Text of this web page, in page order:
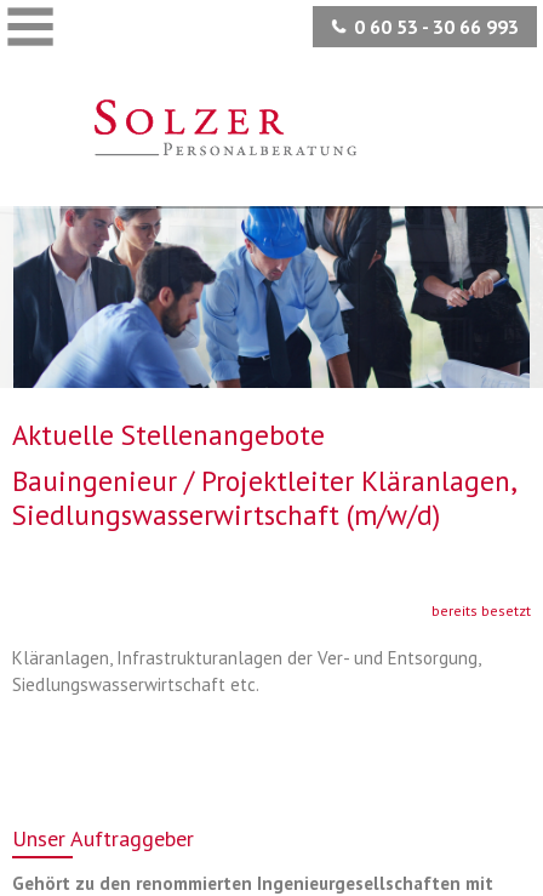
0 60 53 - 30 66 993
Aktuelle Stellenangebote
Bauingenieur / Projektleiter Kläranlagen,
Siedlungswasserwirtschaft (m/w/d)
bereits besetzt
Kläranlagen, Infrastrukturanlagen der Ver- und Entsorgung,
Siedlungswasserwirtschaft etc.
Unser Auftraggeber
Gehört zu den renommierten Ingenieurgesellschaften mit